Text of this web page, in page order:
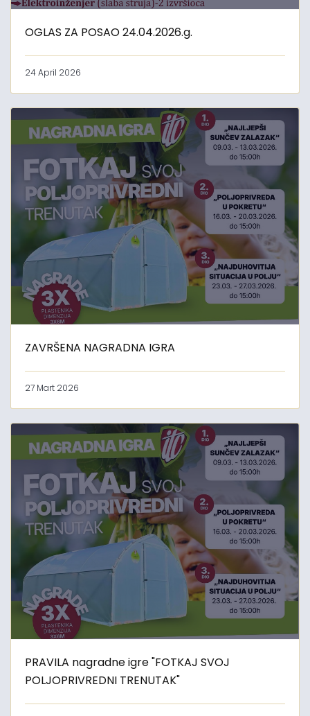
OGLAS ZA POSAO 24.04.2026.g.
24 April 2026
ZAVRŠENA NAGRADNA IGRA
27 Mart 2026
PRAVILA nagradne igre "FOTKAJ SVOJ
POLJOPRIVREDNI TRENUTAK"